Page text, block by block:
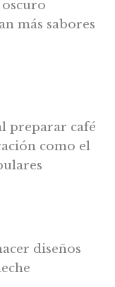
oscuro
más sabores
preparar café
como el
diseños